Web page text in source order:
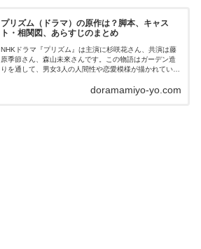
プリズム（ドラマ）の原作は？脚本、キャス
ト・相関図、あらすじのまとめ
NHKドラマ『プリズム』は主演に杉咲花さん、共演は藤
原季節さん、森山未來さんです。この物語はガーデン造
りを通して、男女3人の人間性や恋愛模様が描かれていま
作はマンガや小説、それとも韓国ドラマ...doramamiyo-yo.com